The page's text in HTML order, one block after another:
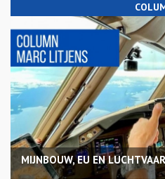
MIJNBOUW, EU EN